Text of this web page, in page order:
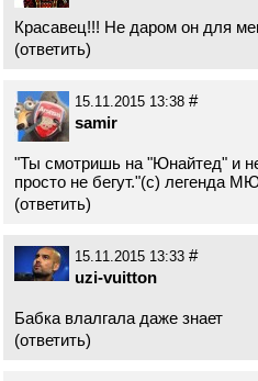
Красавец!!! Не даром он для
(ответить)
15.11.2015 13:38 #
samir
"Ты смотришь на "Юнайтед" и
просто не бегут."(c) легенда
(ответить)
15.11.2015 13:33 #
uzi-vuitton
Бабка влалгала даже знает
(ответить)